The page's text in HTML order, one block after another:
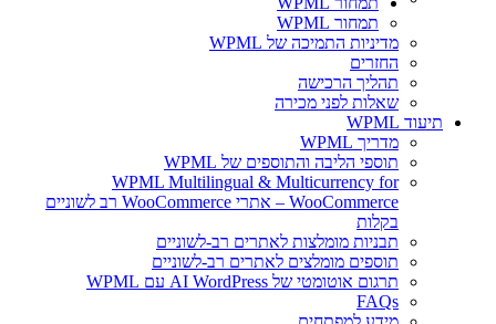
תמחור WPML
מדיניות התמיכה של WPML
החזרים
תהליך הרכישה
שאלות לפני מכירה
תיעוד WPML
מדריך WPML
תוספי הליבה והתוספים של WPML
WPML Multilingual & Multicurrency for
WooCommerce – אתרי WooCommerce רב לשוניים
בקלות
תבניות מומלצות לאתרים רב-לשוניים
תוספים מומלצים לאתרים רב-לשוניים
תרגום אוטומטי של AI WordPress עם WPML
FAQs